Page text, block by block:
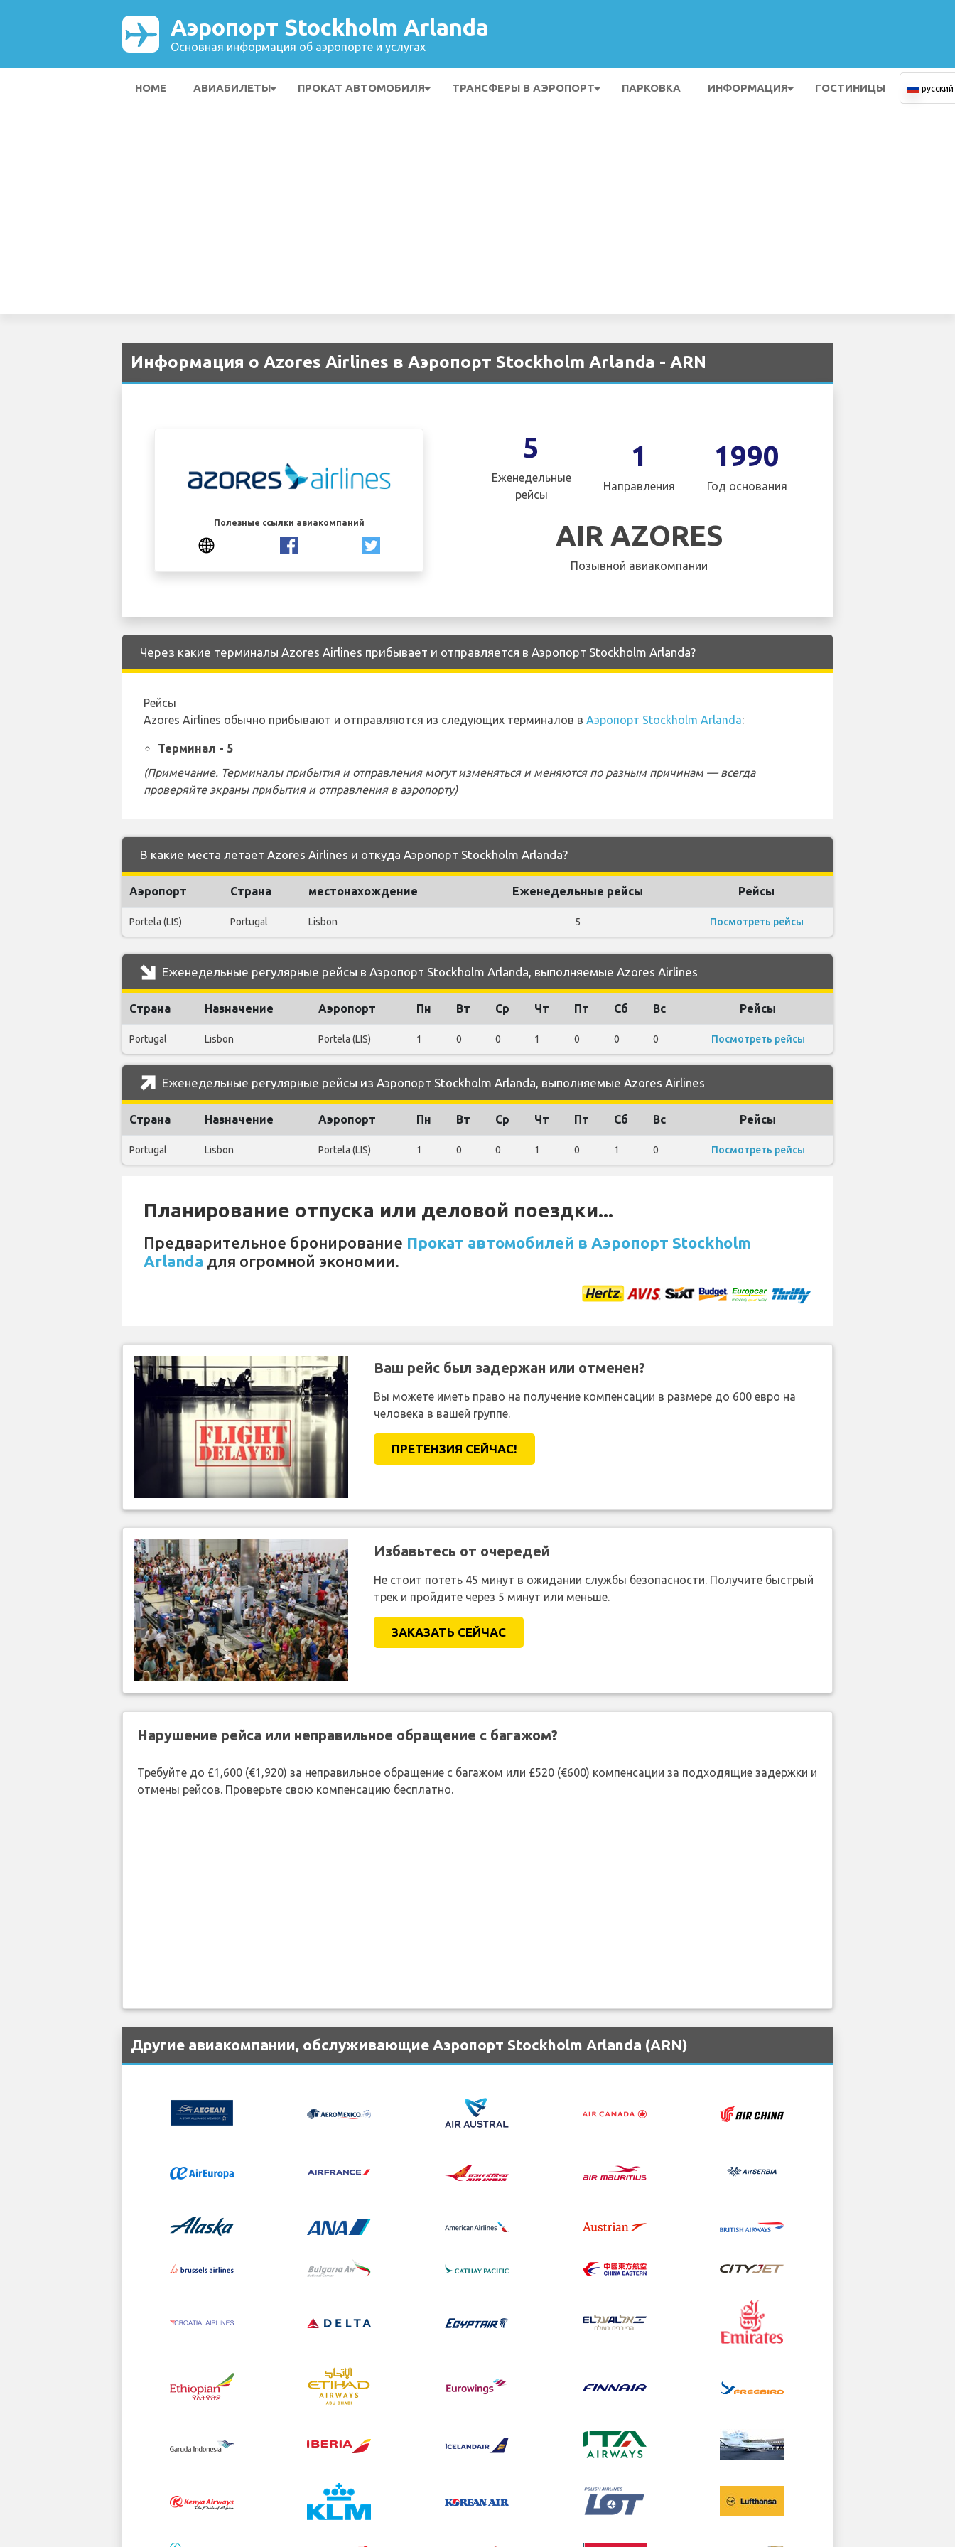
Аэропорт Stockholm Arlanda
Основная информация об аэропорте и услугах
HOME АВИАБИЛЕТЫ ПРОКАТ АВТОМОБИЛЯ ТРАНСФЕРЫ В АЭРОПОРТ ПАРКОВКА ИНФОРМАЦИЯ ГОСТИНИЦЫ русский
Информация о Azores Airlines в Аэропорт Stockholm Arlanda - ARN
Полезные ссылки авиакомпаний
5
Еженедельные
рейсы
1
Направления
1990
Год основания
AIR AZORES
Позывной авиакомпании
Через какие терминалы Azores Airlines прибывает и отправляется в Аэропорт Stockholm Arlanda?
Рейсы
Azores Airlines обычно прибывают и отправляются из следующих терминалов в Аэропорт Stockholm Arlanda:
Терминал - 5
(Примечание. Терминалы прибытия и отправления могут изменяться и меняются по разным причинам — всегда
проверяйте экраны прибытия и отправления в аэропорту)
В какие места летает Azores Airlines и откуда Аэропорт Stockholm Arlanda?
Аэропорт Страна местонахождение Еженедельные рейсы Рейсы
Portela (LIS) Portugal Lisbon 5 Посмотреть рейсы
Еженедельные регулярные рейсы в Аэропорт Stockholm Arlanda, выполняемые Azores Airlines
Страна Назначение Аэропорт Пн Вт Ср Чт Пт Сб Вс Рейсы
Portugal Lisbon Portela (LIS) 1 0 0 1 0 0 0 Посмотреть рейсы
Еженедельные регулярные рейсы из Аэропорт Stockholm Arlanda, выполняемые Azores Airlines
Страна Назначение Аэропорт Пн Вт Ср Чт Пт Сб Вс Рейсы
Portugal Lisbon Portela (LIS) 1 0 0 1 0 1 0 Посмотреть рейсы
Планирование отпуска или деловой поездки...
Предварительное бронирование Прокат автомобилей в Аэропорт Stockholm
Arlanda для огромной экономии.
Ваш рейс был задержан или отменен?
Вы можете иметь право на получение компенсации в размере до 600 евро на
человека в вашей группе.
ПРЕТЕНЗИЯ CЕЙЧАС!
Избавьтесь от очередей
Не стоит потеть 45 минут в ожидании службы безопасности. Получите быстрый
трек и пройдите через 5 минут или меньше.
ЗАКАЗАТЬ СЕЙЧАС
Нарушение рейса или неправильное обращение с багажом?
Требуйте до £1,600 (€1,920) за неправильное обращение с багажом или £520 (€600) компенсации за подходящие задержки и
отмены рейсов. Проверьте свою компенсацию бесплатно.
Другие авиакомпании, обслуживающие Аэропорт Stockholm Arlanda (ARN)